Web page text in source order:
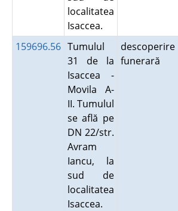
localitatea
Isaccea.
159696.56 Tumulul
31 de la
Isaccea -
Movila A-
II. Tumulul
se află pe
DN 22/str.
Avram
Iancu, la
sud de
localitatea
Isaccea.
descoperire
funerară